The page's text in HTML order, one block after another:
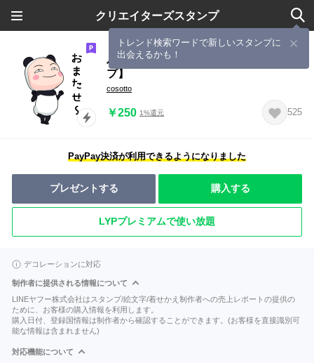
クリエイターズスタンプ
トレンド検索ワードで新しいスタンプに
出会えるかも！
パンダタイツちゃん 2【ポップアッ
プ】
cosotto
￥250 1%還元 525
PayPay決済が利用できるようになりました
プレゼントする 購入する
LYPプレミアムで使い放題
デコレーションに対応
制作者に提供される情報について
LINEヤフー株式会社はスタンプ/絵文字/着せかえ制作者への売上レポートの提供の
ために、お客様の購入情報を利用します。
購入日付、登録国情報は制作者から確認することができます。(お客様を直接識別可
能な情報は含まれません)
対応機能について